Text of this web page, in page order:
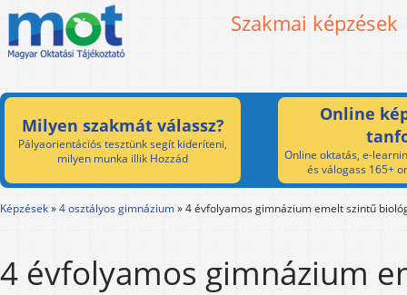
Szakmai képzések
Milyen szakmát válassz?
Pályaorientációs tesztünk segít kideríteni,
milyen munka illik Hozzád
Online
Online oktatás, e-
és válogass 165+
Képzések»4 osztályos gimnázium»4 évfolyamos gimnázium emelt szintű
4 évfolyamos gimnázium